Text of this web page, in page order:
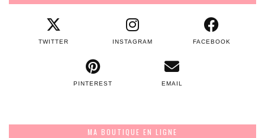
TWITTER INSTAGRAM FACEBOOK
PINTEREST EMAIL
MA BOUTIQUE EN LIGNE